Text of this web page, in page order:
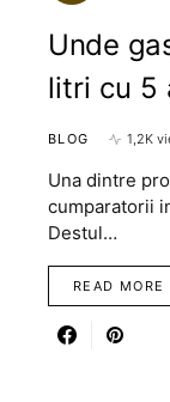
Unde
litri cu 5
BLOG 1,2K
Una dintre
cumparatorii
Destul…
READ MORE